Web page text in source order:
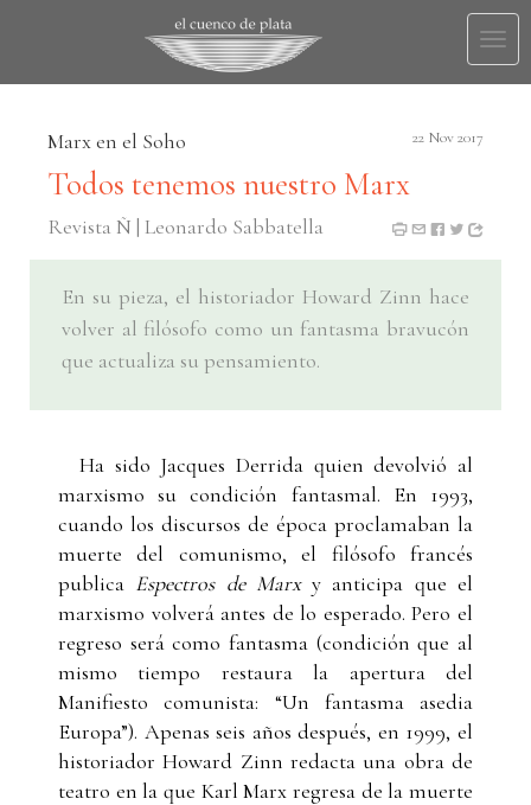
Marx en el Soho 22 Nov 2017
Todos tenemos nuestro Marx
Revista Ñ | Leonardo Sabbatella
En su pieza, el historiador Howard Zinn hace
volver al filósofo como un fantasma bravucón
que actualiza su pensamiento.
Ha sido Jacques Derrida quien devolvió al
marxismo su condición fantasmal. En 1993,
cuando los discursos de época proclamaban la
muerte del comunismo, el filósofo francés
publica Espectros de Marxy anticipa que el
marxismo volverá antes de lo esperado. Pero el
regreso será como fantasma (condición que al
mismo tiempo restaura la apertura del
Manifiesto comunista: “Un fantasma asedia
Europa”). Apenas seis años después, en 1999, el
historiador Howard Zinn redacta una obra de
teatro en la que Karl Marx regresa de la muerte